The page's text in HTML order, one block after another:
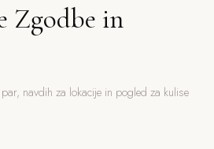
Zgodbe in
navdih za lokacije in pogled za kulise